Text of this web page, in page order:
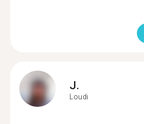
J.
Loudi